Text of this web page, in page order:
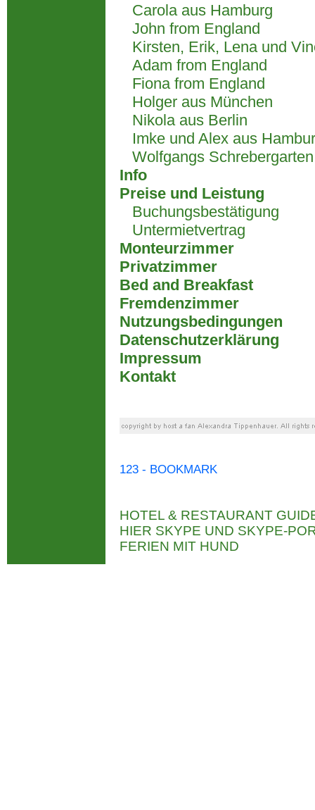
Carola aus Hamburg
John from England
Kirsten, Erik, Lena und
Adam from England
Fiona from England
Holger aus München
Nikola aus Berlin
Imke und Alex aus
Wolfgangs Schrebergarten
Info
Preise und Leistung
Buchungsbestätigung
Untermietvertrag
Monteurzimmer
Privatzimmer
Bed and Breakfast
Fremdenzimmer
Nutzungsbedingungen
Datenschutzerklärung
Impressum
Kontakt
123 - BOOKMARK
HOTEL & RESTAURANT
HIER SKYPE UND SKYPE-
FERIEN MIT HUND